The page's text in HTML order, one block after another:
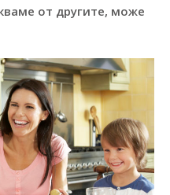
от другите, може